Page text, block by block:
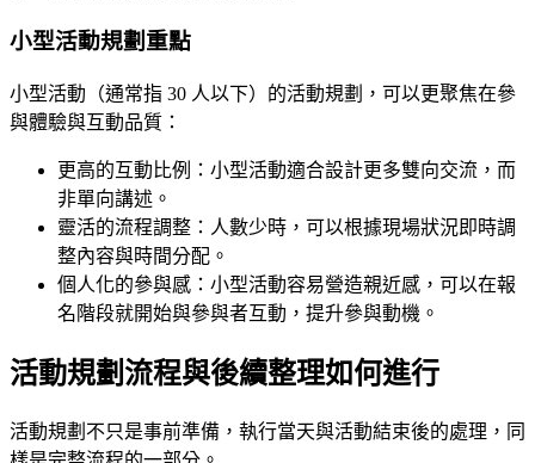
小型活動規劃重點
小型活動（通常指 30 人以下）的活動規劃，可以更聚焦在參
與體驗與互動品質：
更高的互動比例：小型活動適合設計更多雙向交流，而
非單向講述。
靈活的流程調整：人數少時，可以根據現場狀況即時調
整內容與時間分配。
個人化的參與感：小型活動容易營造親近感，可以在報
名階段就開始與參與者互動，提升參與動機。
活動規劃流程與後續整理如何進行
活動規劃不只是事前準備，執行當天與活動結束後的處理，同